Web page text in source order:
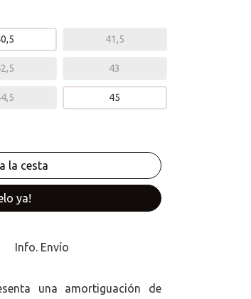
41,5
43
45
ya!
Info. Envío
una amortiguación de